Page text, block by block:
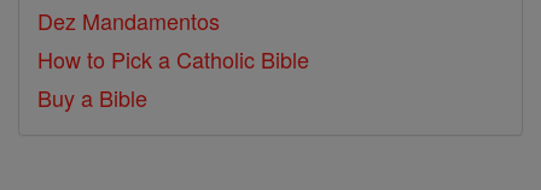
Dez Mandamentos
How to Pick a Catholic Bible
Buy a Bible